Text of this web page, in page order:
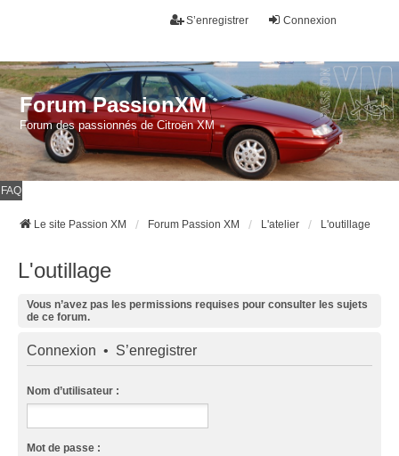
Connexion
S’enregistrer
Forum PassionXM
Forum des passionnés de Citroën XM
FAQ
Le site Passion XM Forum Passion XM L'atelier L'outillage
L'outillage
Vous n’avez pas les permissions requises pour consulter les sujets
de ce forum.
Connexion • S’enregistrer
Nom d’utilisateur :
Mot de passe :